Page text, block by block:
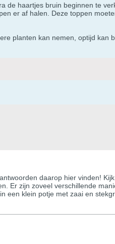
de haartjes bruin beginnen te
er af halen. Deze toppen
planten kan nemen, optijd kan
daarop hier vinden!
Er zijn zoveel verschillende
een klein potje met zaai en